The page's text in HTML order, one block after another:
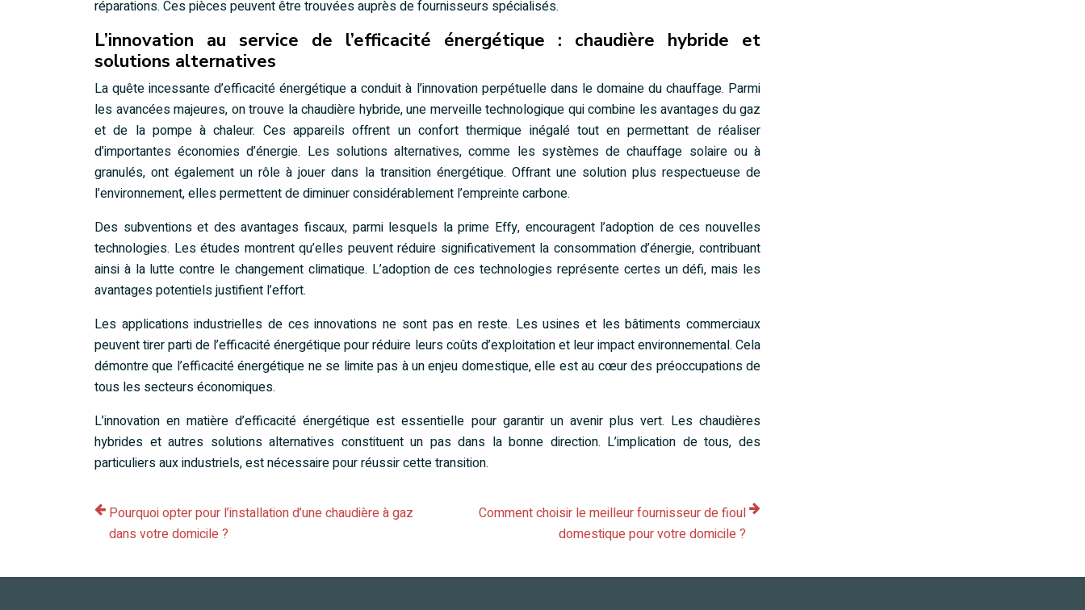
réparations. Ces pièces peuvent être trouvées auprès de fournisseurs spécialisés.
L’innovation au service de l’efficacité énergétique : chaudière hybride et
solutions alternatives
La quête incessante d’efficacité énergétique a conduit à l’innovation perpétuelle dans le domaine du chauffage. Parmi
les avancées majeures, on trouve la chaudière hybride, une merveille technologique qui combine les avantages du gaz
et de la pompe à chaleur. Ces appareils offrent un confort thermique inégalé tout en permettant de réaliser
d’importantes économies d’énergie. Les solutions alternatives, comme les systèmes de chauffage solaire ou à
granulés, ont également un rôle à jouer dans la transition énergétique. Offrant une solution plus respectueuse de
l’environnement, elles permettent de diminuer considérablement l’empreinte carbone.
Des subventions et des avantages fiscaux, parmi lesquels la prime Effy, encouragent l’adoption de ces nouvelles
technologies. Les études montrent qu’elles peuvent réduire significativement la consommation d’énergie, contribuant
ainsi à la lutte contre le changement climatique. L’adoption de ces technologies représente certes un défi, mais les
avantages potentiels justifient l’effort.
Les applications industrielles de ces innovations ne sont pas en reste. Les usines et les bâtiments commerciaux
peuvent tirer parti de l’efficacité énergétique pour réduire leurs coûts d’exploitation et leur impact environnemental. Cela
démontre que l’efficacité énergétique ne se limite pas à un enjeu domestique, elle est au cœur des préoccupations de
tous les secteurs économiques.
L’innovation en matière d’efficacité énergétique est essentielle pour garantir un avenir plus vert. Les chaudières
hybrides et autres solutions alternatives constituent un pas dans la bonne direction. L’implication de tous, des
particuliers aux industriels, est nécessaire pour réussir cette transition.
Pourquoi opter pour l’installation d’une chaudière à gaz
dans votre domicile ?
Comment choisir le meilleur fournisseur de fioul
domestique pour votre domicile ?